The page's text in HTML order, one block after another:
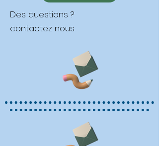
Des questions ?
contactez nous